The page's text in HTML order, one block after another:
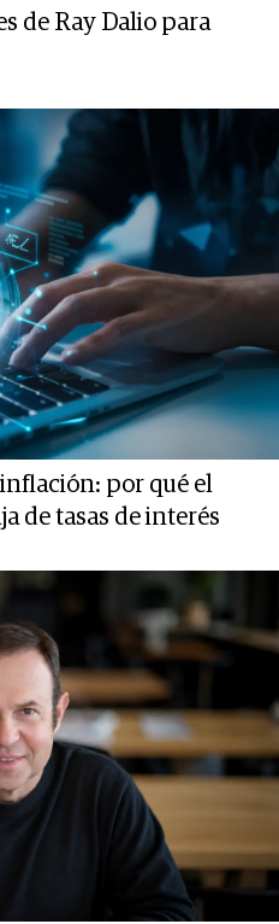
de Ray Dalio para
por qué el
de tasas de interés